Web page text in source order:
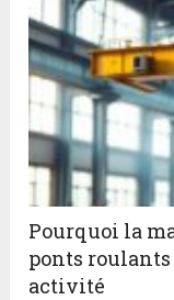
Pourquoi la
ponts
activité